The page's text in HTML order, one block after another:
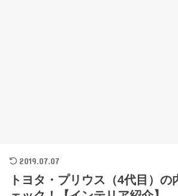
2019.07.07
トヨタ・プリウス（4代目）の